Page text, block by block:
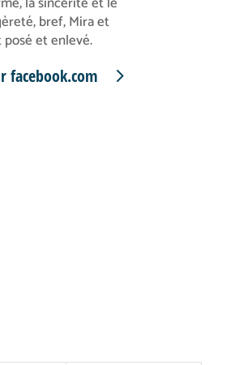
bref, Mira et
et enlevé.
facebook.com